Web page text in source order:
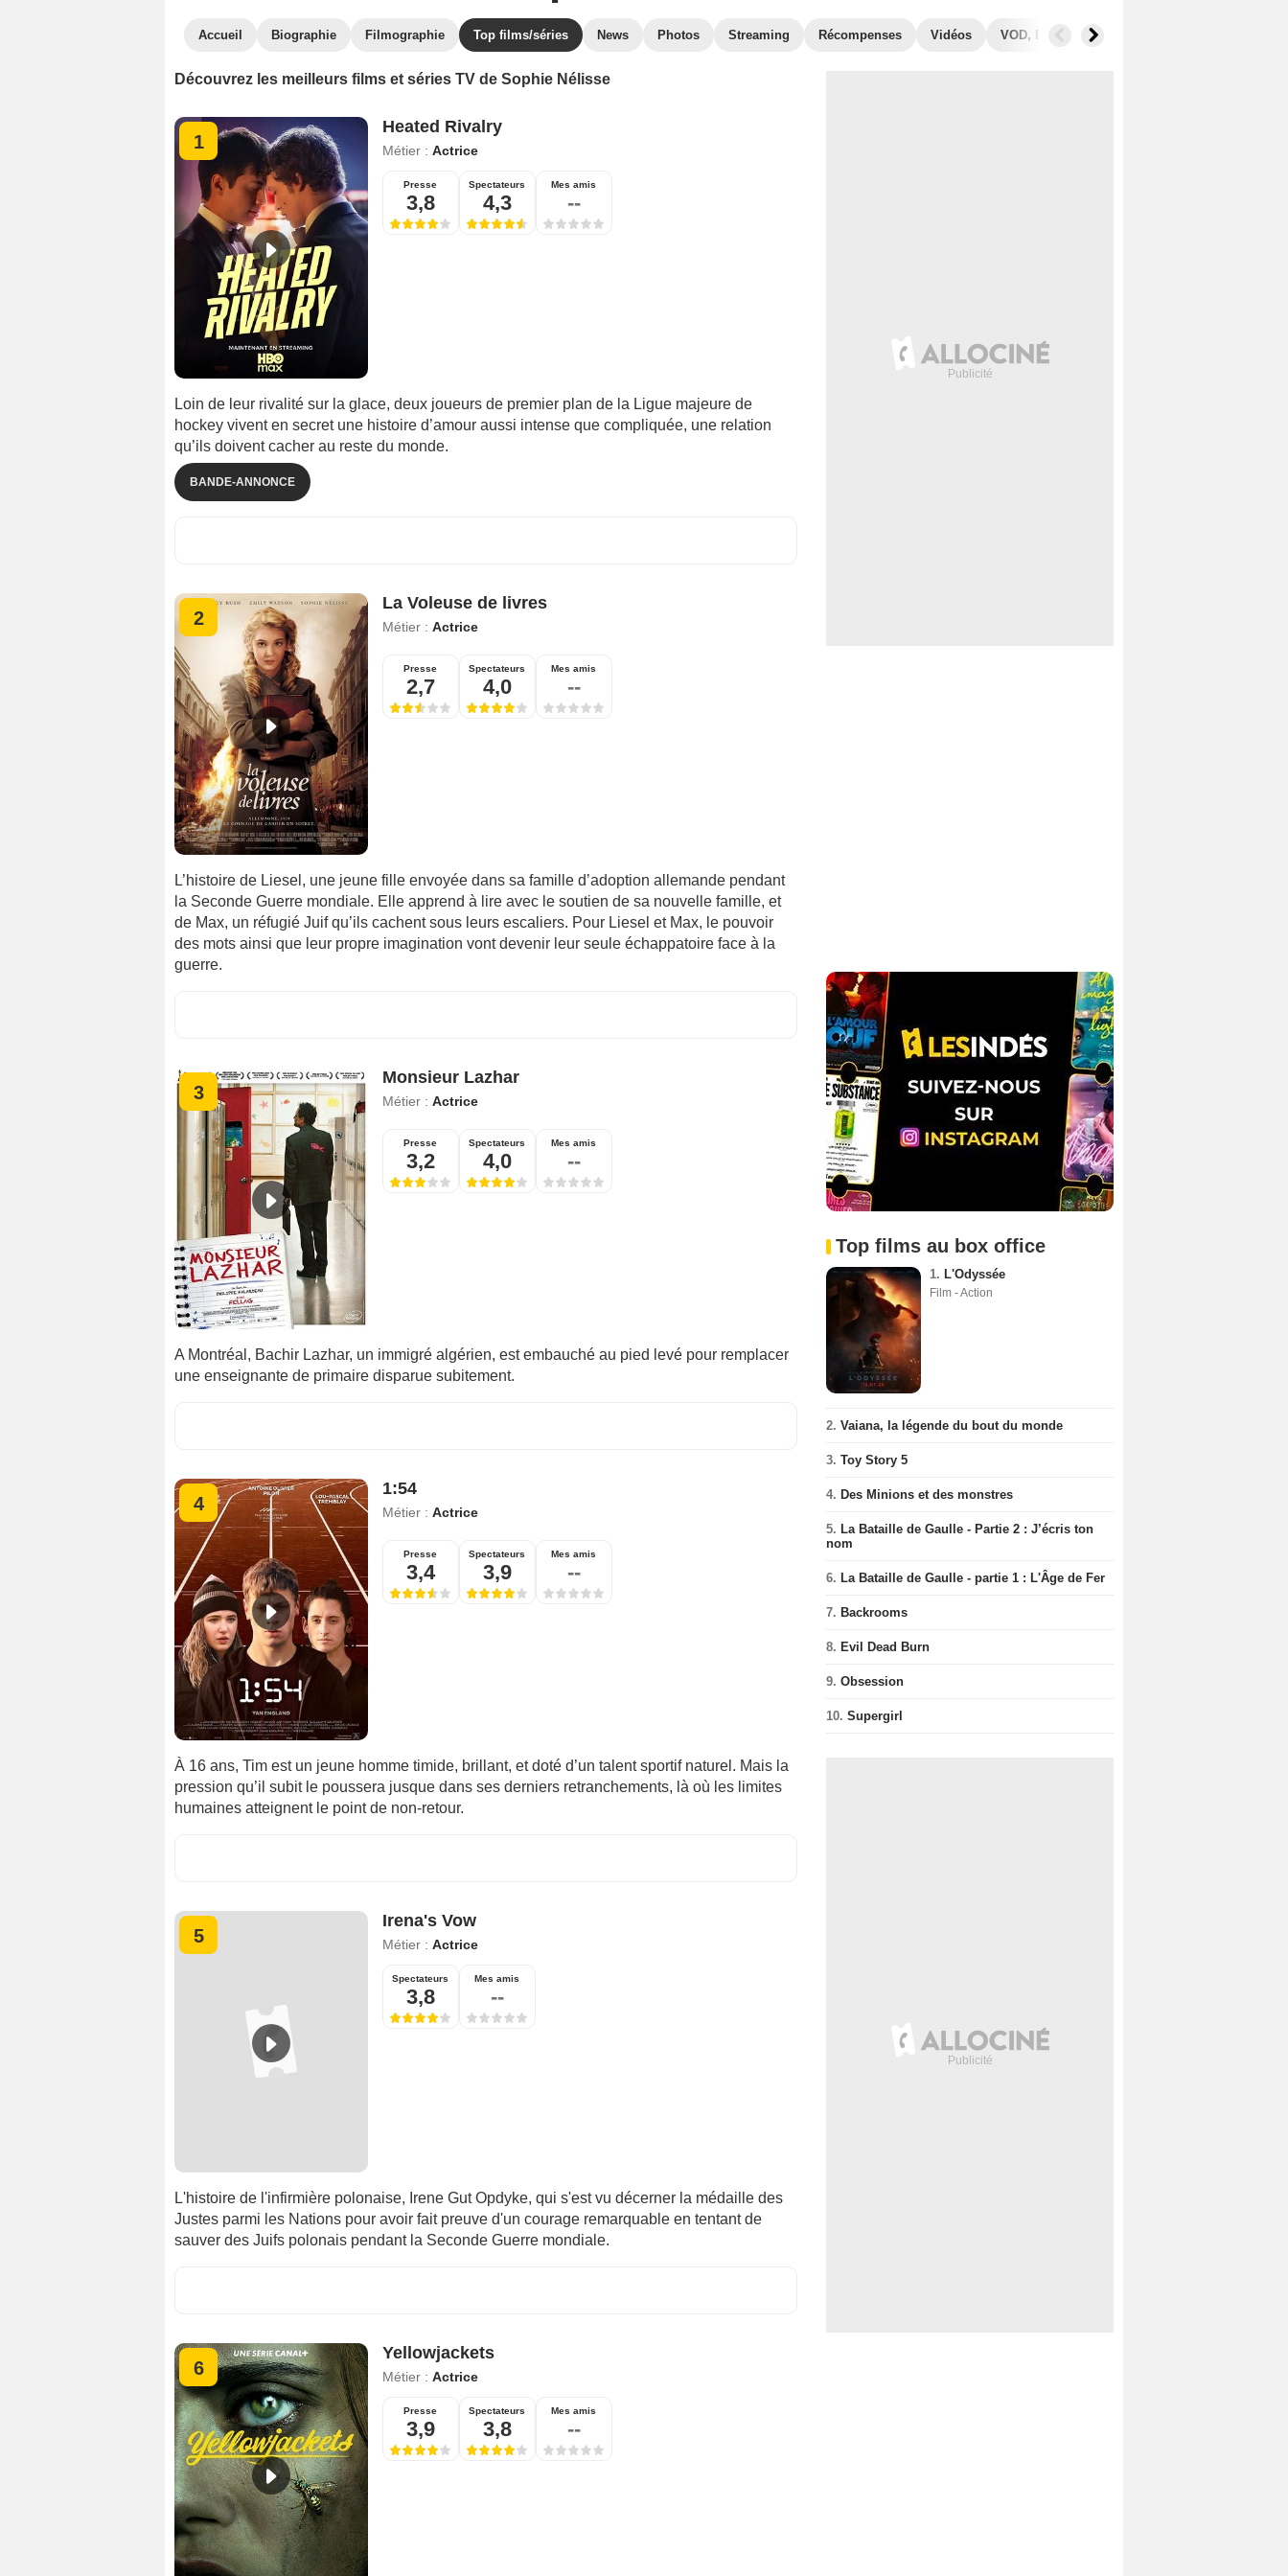
Accueil Biographie Filmographie Top films/séries News Photos Streaming Récompenses Vidéos VOD, DVD
Découvrez les meilleurs films et séries TV de Sophie Nélisse
1
Heated Rivalry
Métier : Actrice
Presse
3,8
Spectateurs
4,3
Mes amis
--
Loin de leur rivalité sur la glace, deux joueurs de premier plan de la Ligue majeure de
hockey vivent en secret une histoire d’amour aussi intense que compliquée, une relation
qu’ils doivent cacher au reste du monde.
BANDE-ANNONCE
2
La Voleuse de livres
Métier : Actrice
Presse
2,7
Spectateurs
4,0
Mes amis
--
L’histoire de Liesel, une jeune fille envoyée dans sa famille d’adoption allemande pendant
la Seconde Guerre mondiale. Elle apprend à lire avec le soutien de sa nouvelle famille, et
de Max, un réfugié Juif qu’ils cachent sous leurs escaliers. Pour Liesel et Max, le pouvoir
des mots ainsi que leur propre imagination vont devenir leur seule échappatoire face à la
guerre.
3
Monsieur Lazhar
Métier : Actrice
Presse
3,2
Spectateurs
4,0
Mes amis
--
A Montréal, Bachir Lazhar, un immigré algérien, est embauché au pied levé pour remplacer
une enseignante de primaire disparue subitement.
4
1:54
Métier : Actrice
Presse
3,4
Spectateurs
3,9
Mes amis
--
À 16 ans, Tim est un jeune homme timide, brillant, et doté d’un talent sportif naturel. Mais la
pression qu’il subit le poussera jusque dans ses derniers retranchements, là où les limites
humaines atteignent le point de non-retour.
5
Irena's Vow
Métier : Actrice
Spectateurs
3,8
Mes amis
--
L'histoire de l'infirmière polonaise, Irene Gut Opdyke, qui s'est vu décerner la médaille des
Justes parmi les Nations pour avoir fait preuve d'un courage remarquable en tentant de
sauver des Juifs polonais pendant la Seconde Guerre mondiale.
6
Yellowjackets
Métier : Actrice
Presse
3,9
Spectateurs
3,8
Mes amis
--
Top films au box office
1. L'Odyssée
Film - Action
2. Vaiana, la légende du bout du monde
3. Toy Story 5
4. Des Minions et des monstres
5. La Bataille de Gaulle - Partie 2 : J’écris ton
nom
6. La Bataille de Gaulle - partie 1 : L'Âge de Fer
7. Backrooms
8. Evil Dead Burn
9. Obsession
10. Supergirl